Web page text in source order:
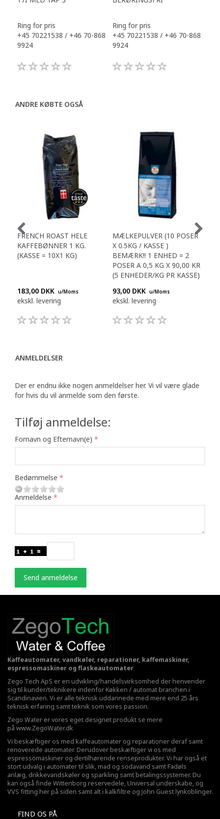
Ring for pris
+45 70221538 / +46 70-868
9924
Ring for pris
+45 70221538 / +46 70-868
9924
ANDRE KØBTE OGSÅ
FRENCH ROAST HELE
KAFFEBØNNER 1 KG.
(KASSE = 10X1 KG)
183,00 DKK u/Moms
ekskl. levering
MÆLKEPULVER (10 POSER
X 0.5KG / KASSE )
BEMÆRK!! 1 ENHED = 2
POSER A 0,5 KG X 90,00 KR
(5 ENHEDER/KG PR KASSE)
93,00 DKK u/Moms
ekskl. levering
ANMELDELSER
Der er endnu ikke nogen anmeldelser her. Vi vil være glade
for hvis du vil anmelde som den første.
Tilføj anmeldelse:
Fornavn og Efternavn(e)
Bedømmelse
Anmeldelse
Send anmeldelse
Kaffeautomater, vandkøler, reparationer, kaffemaskiner,
espressomaskiner og flaskeautomater
Zego Tech ApS er en udvikling/handelsvirksomhed der henvender
sig til kunder/teknikere indenfor Køkken / automat branchen i
Scandinavien. Vi er alle teknisk uddannede med mere end 25 års
teknisk erfaring samt teknik som vores passion.
Zego Water er vores eget designet produkt se mere
på www.ZegoWater.dk
Vi beskæftiger os med kaffeautomater og reparationer deraf samt
renoverede automater. Derudover beskæftiger vi os med
espressomaskiner og dertilhørende renseprodukter. Vi har også et
stort udvalg i automater til slik, mad og sodavand samt Fadøls
anlæg, drikkevandskøler og sparkling samt betalingssystemer. Du
kan også finde Wittenborg reservedele, Universal underskabe, og
VVS fitting her på siden samt alt i kalkfiltre og John Guest lynkoblinger.
FIND OS PÅ